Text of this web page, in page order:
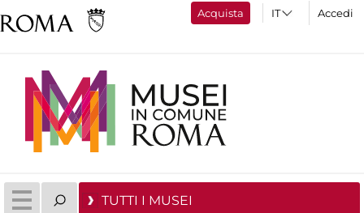
Acquista Accedi
TUTTI I MUSEI